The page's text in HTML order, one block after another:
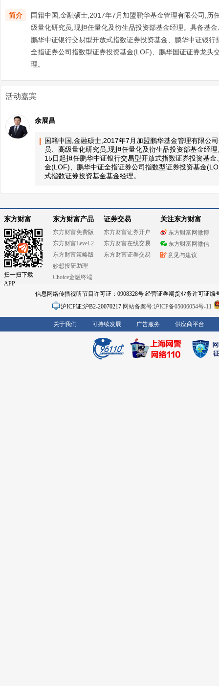
简介
国籍中国,金融硕士,2017年7月加盟鹏华基金管理有限公司,历
级量化研究员,现担任量化及衍生品投资部基金经理。具备基
鹏华中证银行交易型开放式指数证券投资基金、鹏华中证银
全指证券公司指数型证券投资基金(LOF)、鹏华国证证券龙头
理。
活动嘉宾
余展昌
国籍中国,金融硕士,2017年7月加盟鹏华基金管理有限公
员、高级量化研究员,现担任量化及衍生品投资部基金经
15日起担任鹏华中证银行交易型开放式指数证券投资基
金(LOF)、鹏华中证全指证券公司指数型证券投资基金
式指数证券投资基金基金经理。
东方财富
扫一扫下载
APP
东方财富产品
东方财富免费版
东方财富Level-2
东方财富策略版
妙想投研助理
Choice金融终端
证券交易
东方财富证券开户
东方财富在线交易
东方财富证券交易
关注东方财富
东方财富网微博
东方财富网微信
意见与建议
信息网络传播视听节目许可证：0908328号 经营证券期货业务许可证编
沪ICP证:沪B2-20070217 网站备案号:沪ICP备05006054号-11
关于我们 可持续发展 广告服务 供应商平台